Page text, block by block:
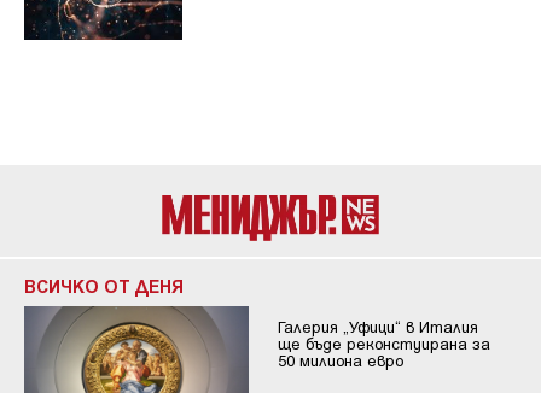
ВСИЧКО ОТ ДЕНЯ
Галерия „Уфици“ в Италия
ще бъде реконстуирана за
50 милиона евро